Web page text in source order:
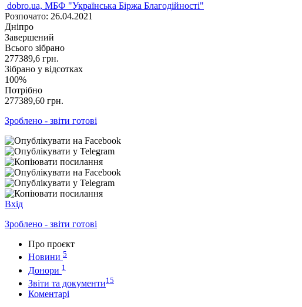
dobro.ua, МБФ "Українська Біржа Благодійності"
Розпочато: 26.04.2021
Дніпро
Завершений
Всього зібрано
277389,6 грн.
Зібрано у відсотках
100%
Потрібно
277389,60 грн.
Зроблено - звіти готові
Вхід
Зроблено - звіти готові
Про проєкт
Новини 5
Донори 1
Звіти та документи15
Коментарі